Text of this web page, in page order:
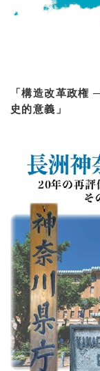
「構造改革政権
史的意義」